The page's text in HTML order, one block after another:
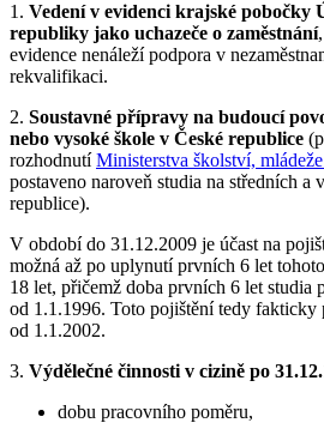
1. Vedení v evidenci krajské pobočky
republiky jako uchazeče o zaměstnání
evidence nenáleží podpora v
rekvalifikaci.
2. Soustavné přípravy na budoucí
nebo vysoké škole v České republice
rozhodnutíMinisterstva školství,
postaveno naroveň studia na středních a
republice).
V období do 31.12.2009 je účast na
možná až po uplynutí prvních 6 let
18 let, přičemž doba prvních 6 let studia
od 1.1.1996. Toto pojištění tedy
od 1.1.2002.
3. Výdělečné činnosti v cizině po
dobu pracovního poměru,